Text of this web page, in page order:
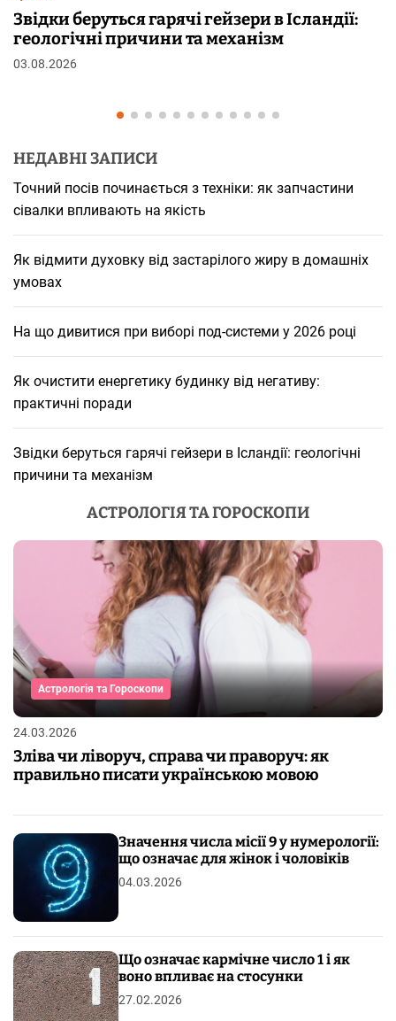
Чому від переляку з’являються
шкірі: фізіологія пілоерекції
НЕДАВНІ ЗАПИСИ
Точний посів починається з техніки: як запчастини
сівалки впливають на якість
Як відмити духовку від застарілого жиру в домашніх
умовах
На що дивитися при виборі под-системи у 2026 році
Як очистити енергетику будинку від негативу:
практичні поради
Звідки беруться гарячі гейзери в Ісландії: геологічні
причини та механізм
АСТРОЛОГІЯ ТА ГОРОСКОПИ
Астрологія та Гороскопи
24.03.2026
Зліва чи ліворуч, справа чи праворуч: як
правильно писати українською мовою
Значення числа місії 9 у нумерології:
що означає для жінок і чоловіків
04.03.2026
Що означає кармічне число 1 і як
воно впливає на стосунки
27.02.2026